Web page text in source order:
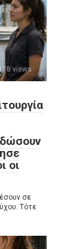
views
οι
σε
Τότε